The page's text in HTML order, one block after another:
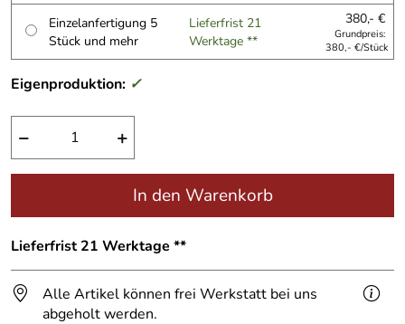
Einzelanfertigung 5
Stück und mehr
Lieferfrist 21
Werktage **
380,- €
Grundpreis:
380,- €/Stück
Eigenproduktion: ✓
− +
In den Warenkorb
Lieferfrist 21 Werktage **
Alle Artikel können frei Werkstatt bei uns
abgeholt werden.